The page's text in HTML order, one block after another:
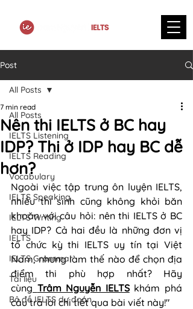
Post
All Posts
IELTS Listening
IELTS Reading
Vocabulary
IELTS Speaking
IELTS Writing
IELTS
IELTS Grammar
Tài liệu
Bộ đề IELTS dự đoán
All Posts
Nên thi IELTS ở BC hay
IDP? Thi ở IDP hay BC dễ
hơn?
7 min read
Ngoài việc tập trung ôn luyện IELTS,
nhiều thí sinh cũng không khỏi băn
khoăn với câu hỏi: nên thi IELTS ở BC
hay IDP? Cả hai đều là những đơn vị
tổ chức kỳ thi IELTS uy tín tại Việt
Nam, nhưng làm thế nào để chọn địa
điểm thi phù hợp nhất? Hãy
cùng Trâm Nguyễn IELTS khám phá
câu trả lời chi tiết qua bài viết này!"